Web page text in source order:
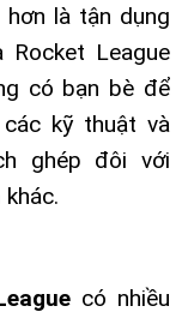
là tận dụng
League
có bạn bè để
kỹ thuật và
ghép đôi với
có nhiều